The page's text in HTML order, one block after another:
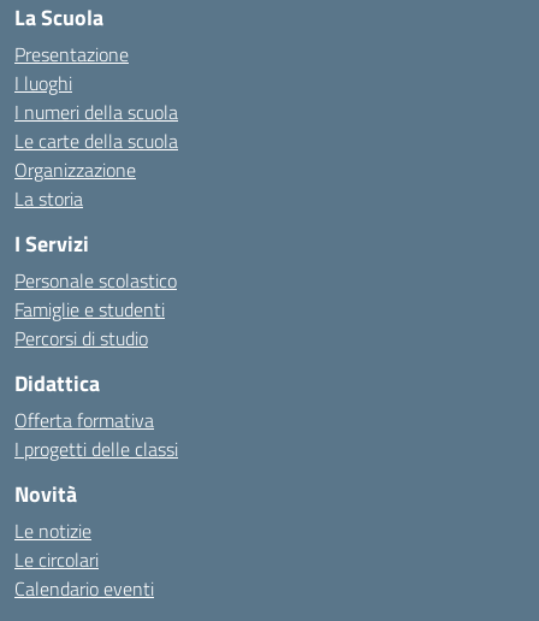
La Scuola
Presentazione
I luoghi
I numeri della scuola
Le carte della scuola
Organizzazione
La storia
I Servizi
Personale scolastico
Famiglie e studenti
Percorsi di studio
Didattica
Offerta formativa
I progetti delle classi
Novità
Le notizie
Le circolari
Calendario eventi